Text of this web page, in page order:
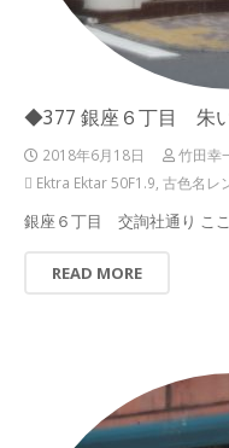
◆377 銀座６丁目 朱
2018年6月18日 竹田幸
Ektra Ektar 50F1.9 古色名レ
銀座６丁目 交詢社通り こ
READ MORE